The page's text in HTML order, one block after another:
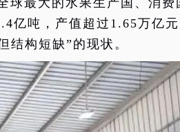
球最大的水果生产国、消费
亿吨，产值超过1.65万亿
结构短缺”的现状。